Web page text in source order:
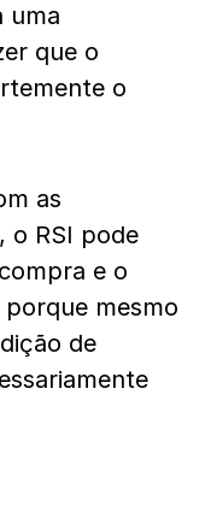
uma
que o
o
as
o RSI pode
e o
mesmo
de